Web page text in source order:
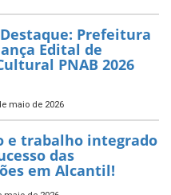
Prefeitura
Edital de
PNAB 2026
maio de 2026
e trabalho integrado
das
em Alcantil!